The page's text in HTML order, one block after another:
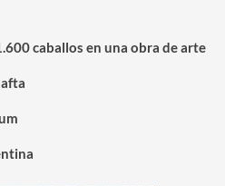
caballos en una obra de arte